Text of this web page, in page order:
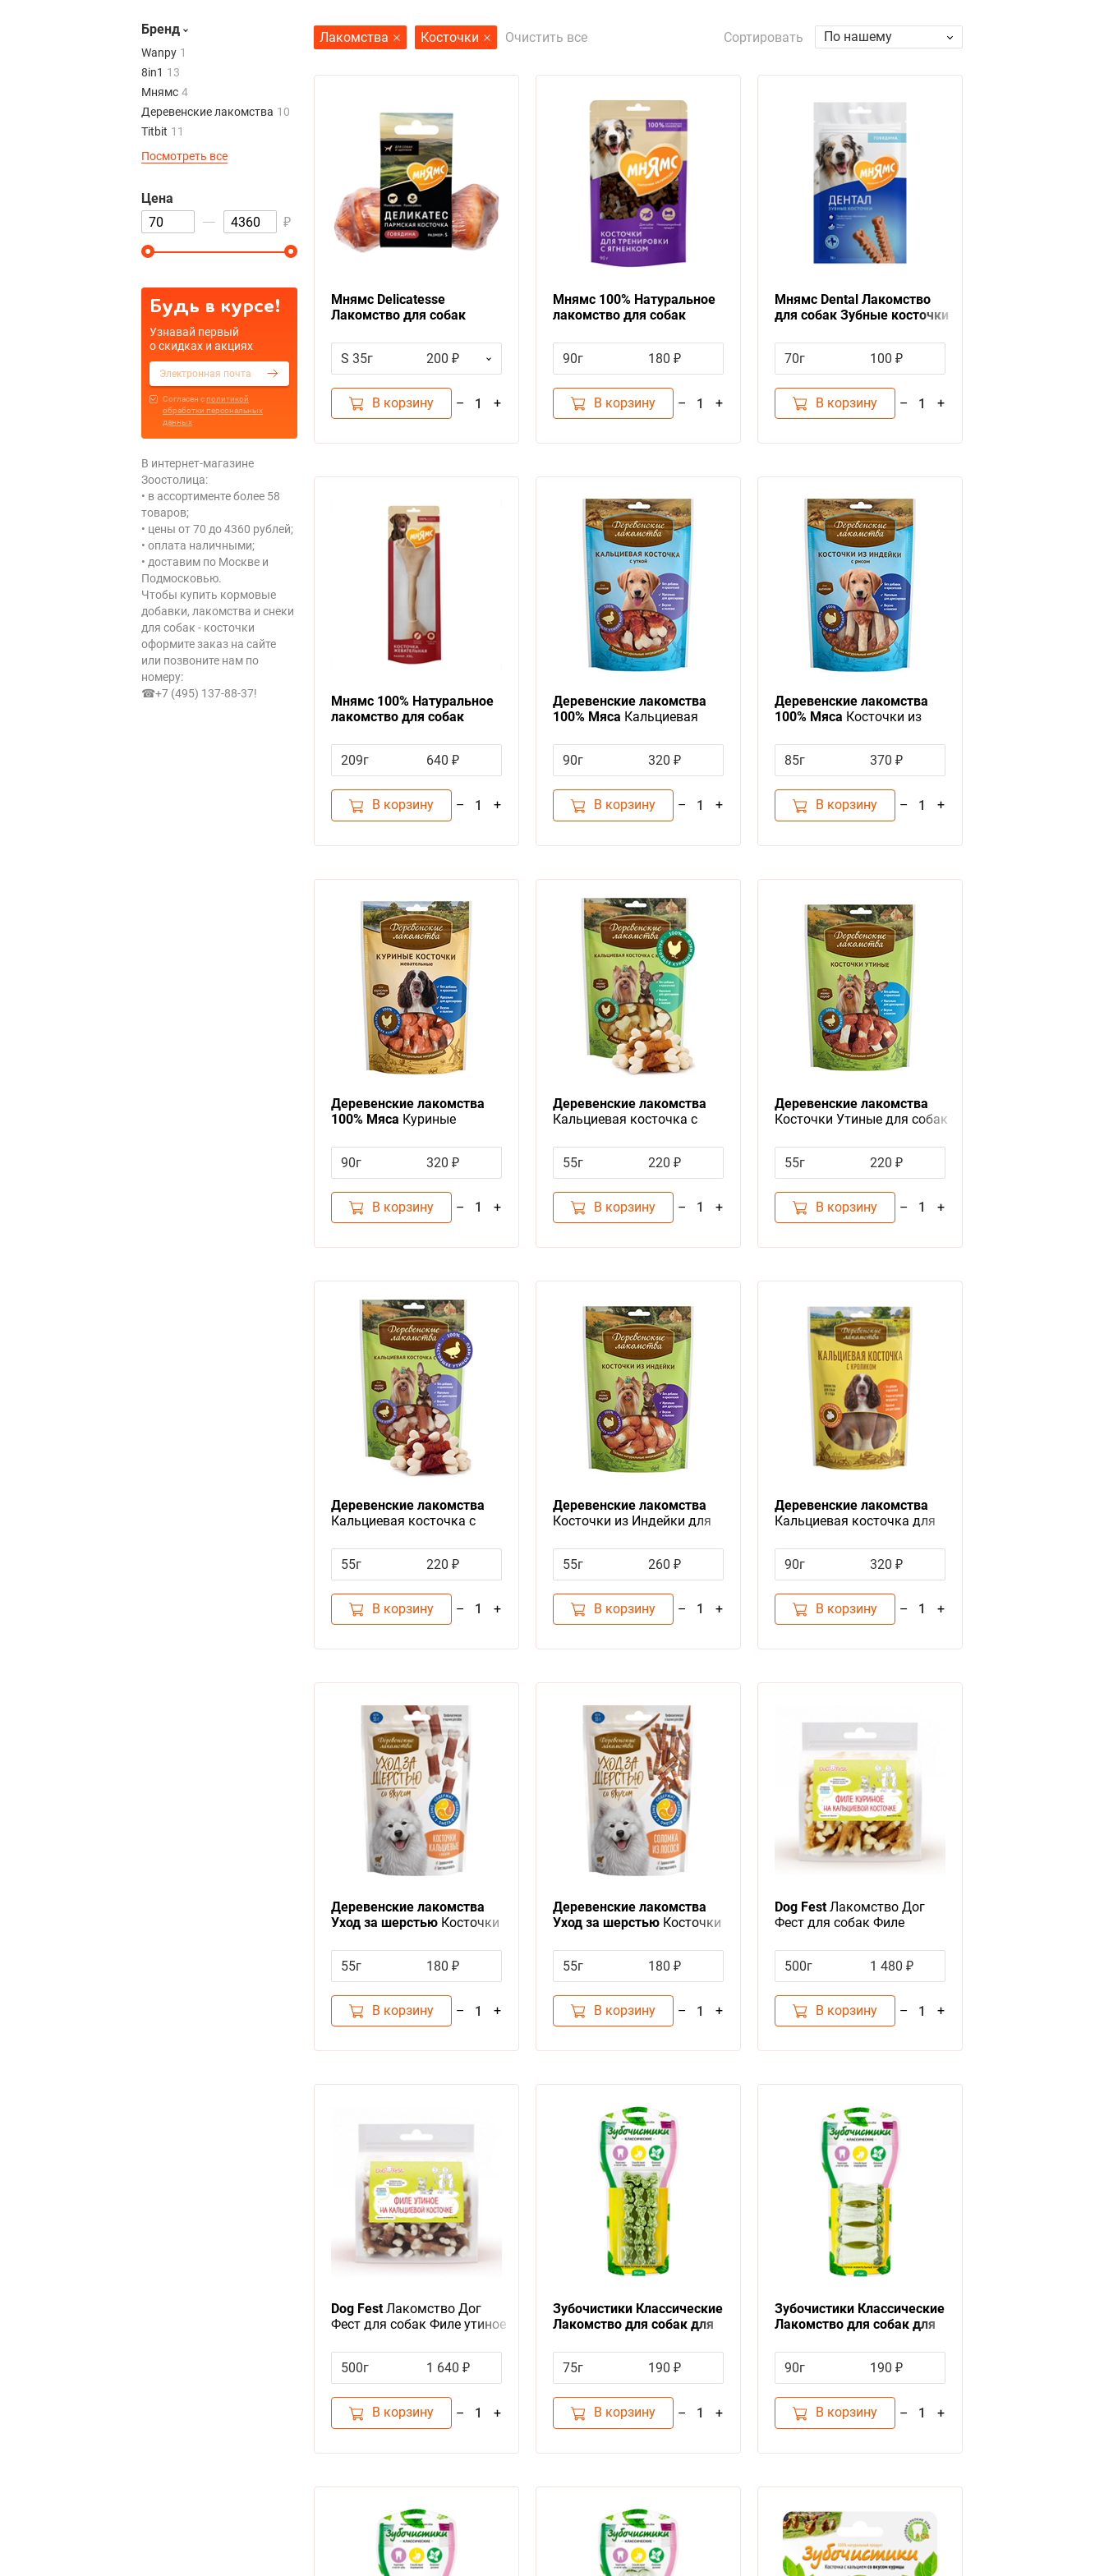
Бренд
Wanpy 1
8in1 13
Мнямс 4
Деревенские лакомства 10
Titbit 11
Molina 1
Organix
AlpenHof 5
Зубочистики
10
Посмотреть все
Цена
₽
Будь в курсе!
Узнавай первый
о скидках и акциях
Cогласен сполитикой
обработки персональных
данных
В интернет-магазине
Зоостолица:
• в ассортименте более 58
товаров;
• цены от 70 до 4360 рублей;
• оплата наличными;
• доставим по Москве и
Подмосковью.
Чтобы купить кормовые
добавки, лакомства и снеки
для собак - косточки
оформите заказ на сайте
или позвоните нам по
номеру:
☎+7 (495) 137-88-37!
Лакомства Косточки Очистить все Сортировать По нашему
Мнямс Delicatesse
Лакомство для собак
S 35г
200 ₽
В корзину – 1 +
Мнямс 100% Натуральное
лакомство для собак
Ягненком
90г 180 ₽
В корзину – 1 +
Мнямс Dental Лакомство
для собак Зубные косточки
70г 100 ₽
В корзину – 1 +
Мнямс 100% Натуральное
лакомство для собак
209г
640 ₽
В корзину – 1 +
Деревенские лакомства
100% Мяса Кальциевая
Щенков
90г 320 ₽
В корзину – 1 +
Деревенские лакомства
100% Мяса Косточки из
Щенков
85г 370 ₽
В корзину – 1 +
Деревенские лакомства
100% Мяса Куриные
собак
90г 320 ₽
В корзину – 1 +
Деревенские лакомства
Кальциевая косточка с
пород
55г 220 ₽
В корзину – 1 +
Деревенские лакомства
Косточки Утиные для собак
55г
220 ₽
В корзину – 1 +
Деревенские лакомства
Кальциевая косточка с
55г
220 ₽
В корзину – 1 +
Деревенские лакомства
Косточки из Индейки для
55г
260 ₽
В корзину – 1 +
Деревенские лакомства
Кальциевая косточка для
90г
320 ₽
В корзину – 1 +
Деревенские лакомства
Уход за шерстью Косточки
Лососем
55г 180 ₽
В корзину – 1 +
Деревенские лакомства
Уход за шерстьюКосточки
Лосося
55г 180 ₽
В корзину – 1 +
Dog FestЛакомство Дог
Фест для собак Филе
косточке
500г 1 480 ₽
В корзину – 1 +
Dog FestЛакомство Дог
Фест для собак Филе утиное
500г
1 640 ₽
В корзину – 1 +
Зубочистики Классические
Лакомство для собак для
косточки жевательные
75г 190 ₽
В корзину – 1 +
Зубочистики Классические
Лакомство для собак для
жевательные Малые
90г 190 ₽
В корзину – 1 +
Мнямс 4
Деревенские лакомства
Titbit
11
Molina 1
Dog Fest 2
Organix
AlpenHof 5
Посмотреть все
Цена